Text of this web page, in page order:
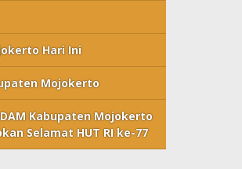
Hari Ini
Mojokerto
Kabupaten Mojokerto
Selamat HUT RI ke-77